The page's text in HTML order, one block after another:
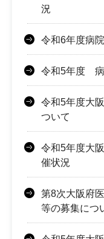
況
令和6年度病
令和5年度
令和5年度大
ついて
令和5年度大
催状況
第8次大阪府
等の募集につ